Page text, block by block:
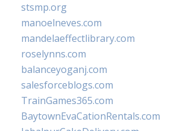
stsmp.org
manoelneves.com
mandelaeffectlibrary.com
roselynns.com
balanceyoganj.com
salesforceblogs.com
TrainGames365.com
BaytownEvaCationRentals.com